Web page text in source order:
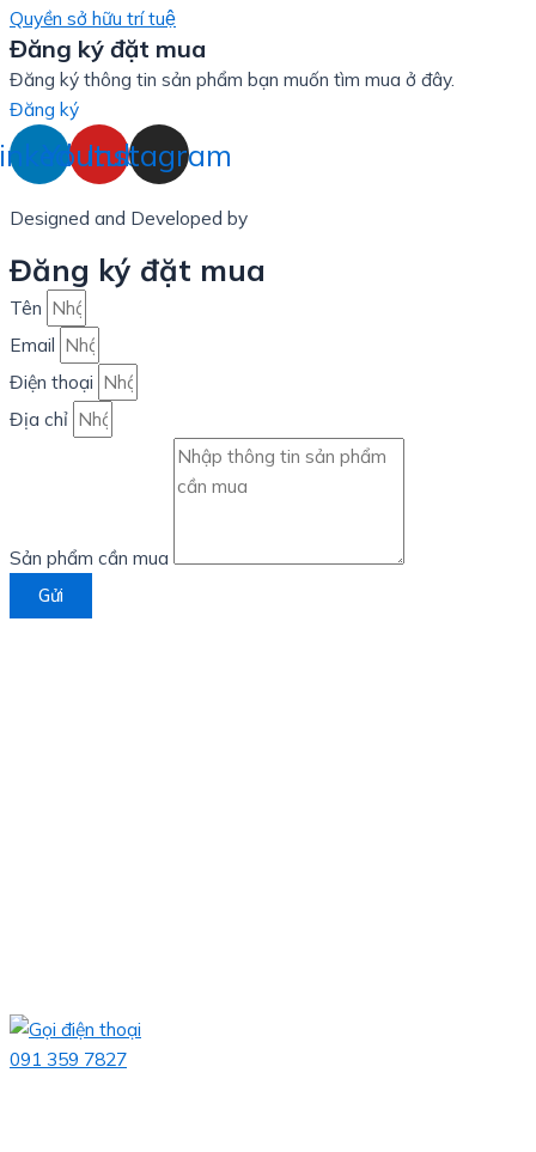
Quyền sở hữu trí tuệ
Đăng ký đặt mua
Đăng ký thông tin sản phẩm bạn muốn tìm mua ở đây.
Đăng ký
Youtube
Instagram
Designed and Developed by
Đăng ký đặt mua
Tên
Email
Điện thoại
Địa chỉ
Sản phẩm cần mua
Gửi
091 359 7827